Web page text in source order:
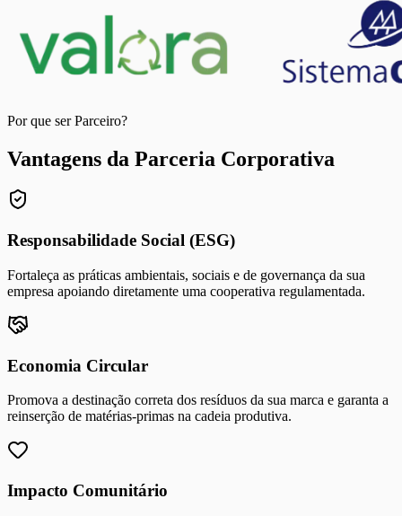
Por que ser Parceiro?
Vantagens da Parceria Corporativa
Responsabilidade Social (ESG)
Fortaleça as práticas ambientais, sociais e de governança da sua
empresa apoiando diretamente uma cooperativa regulamentada.
Economia Circular
Promova a destinação correta dos resíduos da sua marca e garanta a
reinserção de matérias-primas na cadeia produtiva.
Impacto Comunitário